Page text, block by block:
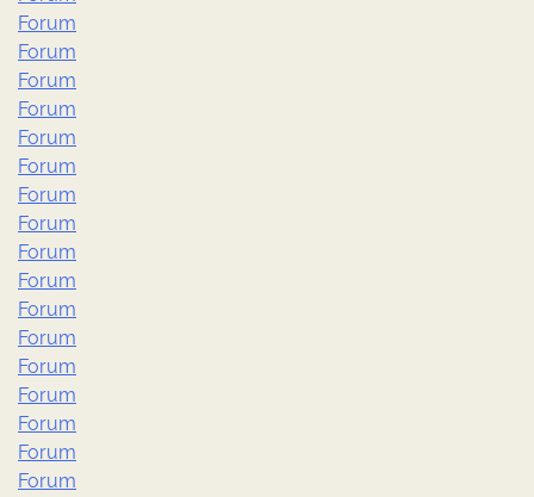
Forum
Forum
Forum
Forum
Forum
Forum
Forum
Forum
Forum
Forum
Forum
Forum
Forum
Forum
Forum
Forum
Forum